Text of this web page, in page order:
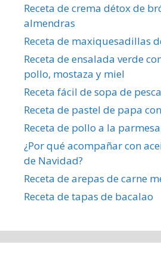
Receta de crema détox de
almendras
Receta de maxiquesadillas
Receta de ensalada verde
pollo, mostaza y miel
Receta fácil de sopa de
Receta de pastel de papa
Receta de pollo a la
¿Por qué acompañar con
de Navidad?
Receta de arepas de carne
Receta de tapas de bacalao